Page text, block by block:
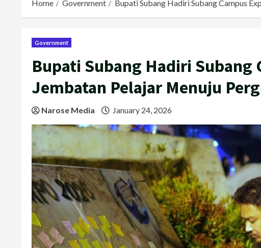
Home Government Bupati Subang Hadiri Subang Campus
Government
Bupati Subang Hadiri Subang
Jembatan Pelajar Menuju
Narose Media January 24, 2026